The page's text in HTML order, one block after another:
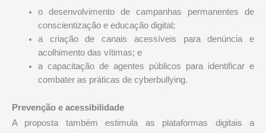
o desenvolvimento de campanhas permanentes de
conscientização e educação digital;
a criação de canais acessíveis para denúncia e
acolhimento das vítimas; e
a capacitação de agentes públicos para identificar e
combater as práticas de cyberbullying.
Prevenção e acessibilidade
A proposta também estimula as plataformas digitais a